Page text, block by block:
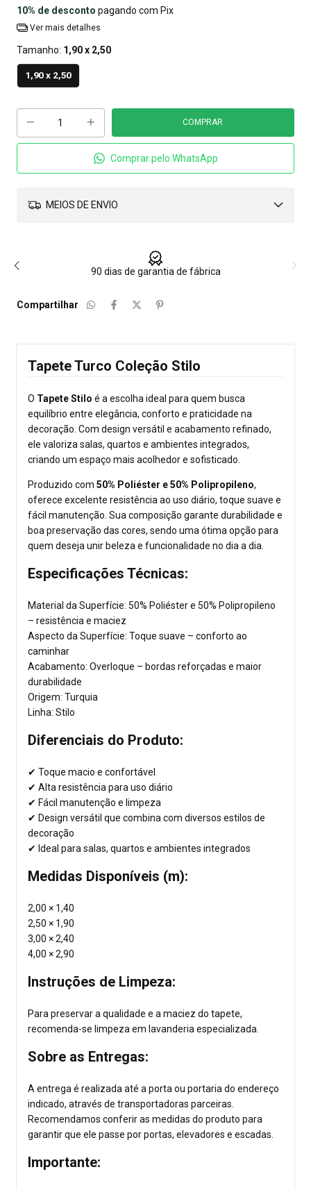
10% de desconto pagando com Pix
Ver mais detalhes
Tamanho: 1,90 x 2,50
1,90 x 2,50
Comprar pelo WhatsApp
MEIOS DE ENVIO
90 dias de garantia de fábrica
Compartilhar
Tapete Turco Coleção Stilo
O Tapete Stilo é a escolha ideal para quem busca
equilíbrio entre elegância, conforto e praticidade na
decoração. Com design versátil e acabamento refinado,
ele valoriza salas, quartos e ambientes integrados,
criando um espaço mais acolhedor e sofisticado.
Produzido com 50% Poliéster e 50% Polipropileno,
oferece excelente resistência ao uso diário, toque suave e
fácil manutenção. Sua composição garante durabilidade e
boa preservação das cores, sendo uma ótima opção para
quem deseja unir beleza e funcionalidade no dia a dia.
Especificações Técnicas:
Material da Superfície: 50% Poliéster e 50% Polipropileno
– resistência e maciez
Aspecto da Superfície: Toque suave – conforto ao
caminhar
Acabamento: Overloque – bordas reforçadas e maior
durabilidade
Origem: Turquia
Linha: Stilo
Diferenciais do Produto:
✔ Toque macio e confortável
✔ Alta resistência para uso diário
✔ Fácil manutenção e limpeza
✔ Design versátil que combina com diversos estilos de
decoração
✔ Ideal para salas, quartos e ambientes integrados
Medidas Disponíveis (m):
2,00 × 1,40
2,50 × 1,90
3,00 × 2,40
4,00 × 2,90
Instruções de Limpeza:
Para preservar a qualidade e a maciez do tapete,
recomenda-se limpeza em lavanderia especializada.
Sobre as Entregas:
A entrega é realizada até a porta ou portaria do endereço
indicado, através de transportadoras parceiras.
Recomendamos conferir as medidas do produto para
garantir que ele passe por portas, elevadores e escadas.
Importante: